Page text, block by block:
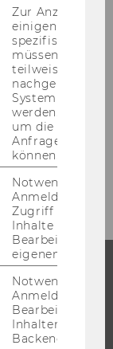
Zur Anzeige von
einigen WU-
spezifischen
müssen
teilweise von
nachgelagerten
System
werden.
um die Antwort
Anfrage
können.
Notwendig für
Anmeldung und
Zugriff auf
Inhalte oder zur
Bearbeitung des
eigenen Profils.
Notwendig für
Anmeldung und
Bearbeitung von
Inhalten im
Backend.